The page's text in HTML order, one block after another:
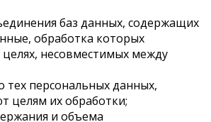
баз данных, содержащих
обработка которых
целях, несовместимых между
тех персональных данных,
целям их обработки;
и объема